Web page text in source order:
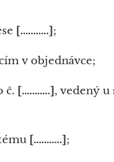
[………..];
v objednávce;
č. [………..], vedený u
[………..];